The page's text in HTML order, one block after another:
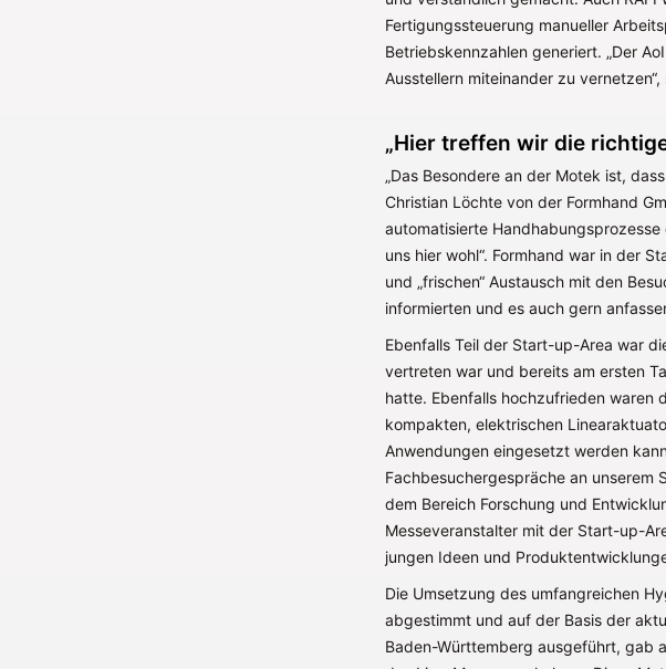
Fertigungssteuerung manueller
Betriebskennzahlen generiert. „Der
Ausstellern miteinander zu
„Hier treffen wir die
„Das Besondere an der Motek ist,
Christian Löchte von der Formhand
automatisierte
uns hier wohl“. Formhand war in der
und „frischen“ Austausch mit den
informierten und es auch gern
Ebenfalls Teil der Start-up-Area war
vertreten war und bereits am ersten
hatte. Ebenfalls hochzufrieden waren
kompakten, elektrischen
Anwendungen eingesetzt werden
Fachbesuchergespräche an unserem
dem Bereich Forschung und
Messeveranstalter mit der Start-up-
jungen Ideen und
Die Umsetzung des umfangreichen
abgestimmt und auf der Basis der
Baden-Württemberg ausgeführt, gab